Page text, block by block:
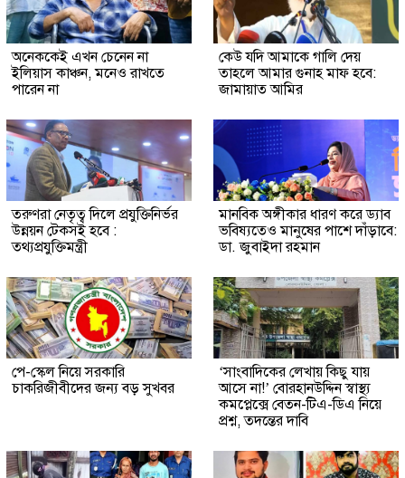
অনেককেই এখন চেনেন না
ইলিয়াস কাঞ্চন, মনেও রাখতে
পারেন না
কেউ যদি আমাকে গালি দেয়
তাহলে আমার গুনাহ মাফ হবে:
জামায়াত আমির
তরুণরা নেতৃত্ব দিলে প্রযুক্তিনির্ভর
উন্নয়ন টেকসই হবে :
তথ্যপ্রযুক্তিমন্ত্রী
মানবিক অঙ্গীকার ধারণ করে ড্যাব
ভবিষ্যতেও মানুষের পাশে দাঁড়াবে:
ডা. জুবাইদা রহমান
পে-স্কেল নিয়ে সরকারি
চাকরিজীবীদের জন্য বড় সুখবর
‘সাংবাদিকের লেখায় কিছু যায়
আসে না!’ বোরহানউদ্দিন স্বাস্থ্য
কমপ্লেক্সে বেতন-টিএ-ডিএ নিয়ে
প্রশ্ন, তদন্তের দাবি